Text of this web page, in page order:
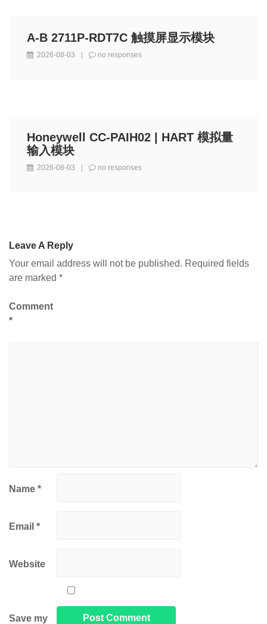
A-B 2711P-RDT7C 触摸屏显示模块
2026-08-03 no responses
Honeywell CC-PAIH02 | HART 模拟量
输入模块
2026-08-03 no responses
Leave A Reply
Your email address will not be published. Required fields
are marked *
Comment
*
Name *
Email *
Website
Save my